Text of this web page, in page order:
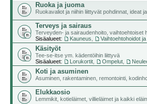
Ruoka ja juoma
Ruokavaliot ja niihin liittyvät pohdinnat, ideat
Terveys ja sairaus
Terveyden- ja sairaudenhoito, vaihtoehtoiset
Sisäalueet:
Kauneus Vaihtoehtohoidot
Käsityöt
Tee-se-itse ym. kädentöihin liittyvä
Sisäalueet:
Lorukortit Ompelut
Koti ja asuminen
Asuminen, rakentaminen, remontointi,
Elukkaosio
Lemmikit, kotieläimet, villieläimet ja kaikki